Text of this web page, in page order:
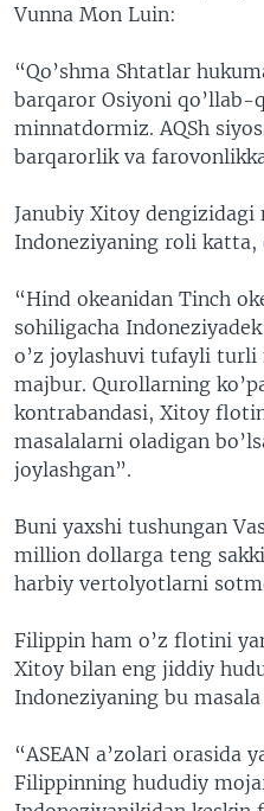
Vunna Mon Luin:
“Qo’shma Shtatlar
barqaror Osiyoni qo’llab-
minnatdormiz. AQSh
barqarorlik va
Janubiy Xitoy
Indoneziyaning roli katta,
“Hind okeanidan Tinch
sohiligacha
o’z joylashuvi tufayli
majbur. Qurollarning
kontrabandasi, Xitoy
masalalarni oladigan
joylashgan”.
Buni yaxshi tushungan
million dollarga teng
harbiy vertolyotlarni
Filippin ham o’z flotini
Xitoy bilan eng jiddiy
Indoneziyaning bu
“ASEAN a’zolari orasida
Filippinning hududiy